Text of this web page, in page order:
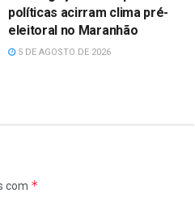
políticas acirram clima pré-
eleitoral no Maranhão
5 DE AGOSTO DE 2026
com *